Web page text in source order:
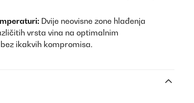
Dvije neovisne zone hlađenja
vrsta vina na optimalnim
ikakvih kompromisa.